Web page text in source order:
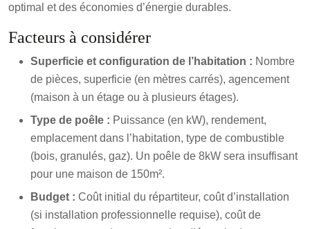
optimal et des économies d’énergie durables.
Facteurs à considérer
Superficie et configuration de l’habitation : Nombre
de pièces, superficie (en mètres carrés), agencement
(maison à un étage ou à plusieurs étages).
Type de poêle : Puissance (en kW), rendement,
emplacement dans l’habitation, type de combustible
(bois, granulés, gaz). Un poêle de 8kW sera insuffisant
pour une maison de 150m².
Budget : Coût initial du répartiteur, coût d’installation
(si installation professionnelle requise), coût de